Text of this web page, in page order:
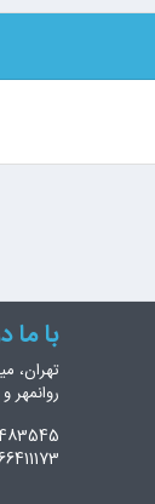
با ما
تهران،